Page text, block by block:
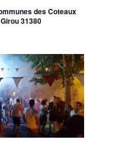
des Coteaux
31380